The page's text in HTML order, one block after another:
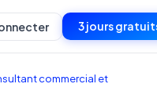
3 jours
commercial et